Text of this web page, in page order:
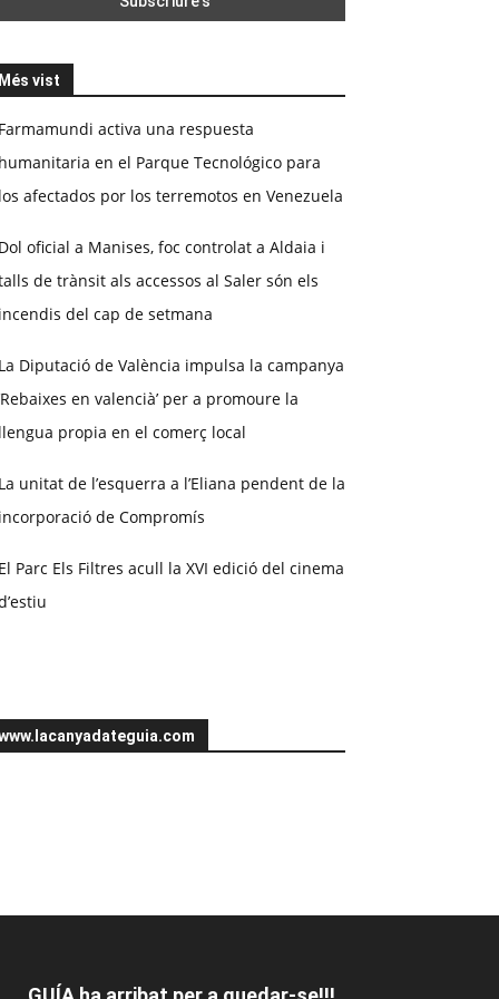
Més vist
Farmamundi activa una respuesta
humanitaria en el Parque Tecnológico para
los afectados por los terremotos en Venezuela
Dol oficial a Manises, foc controlat a Aldaia i
de trànsit als accessos al Saler són els
incendis del cap de setmana
La Diputació de València impulsa la campanya
en valencià’ per a promoure la
llengua propia en el comerç local
La unitat de l’esquerra a l’Eliana pendent de la
incorporació de Compromís
El Parc Els Filtres acull la XVI edició del cinema